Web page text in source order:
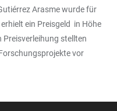
Arasme wurde für
ein Preisgeld in Höhe
Preisverleihung stellten
vor